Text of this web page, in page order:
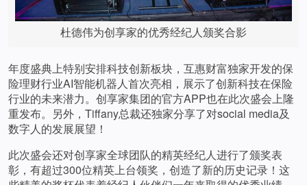
杜德伟为创享家的优秀经纪人颁奖合影
年度盛典上特别安排科技创新板块，互惠财富独家开发的保
险理财行业AI智能机器人首次亮相，展示了创新科技在保险
行业的未来潜力。创享家集团的官方APP也在此次盛会上隆
重发布。另外，Tiffany总裁还独家分享了对social media及
数字人的发展展望！
此次盛会还对创享家全球团队的精英经纪人进行了颁奖表
彰，有超过300位精英上台领奖，创造了新的历史记录！这